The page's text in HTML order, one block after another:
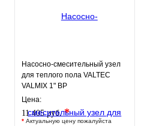
Насосно-смесительный узел
для теплого пола VALTEC
VALMIX 1" ВР
Цена:
11 405 руб.*
* Актуальную цену пожалуйста